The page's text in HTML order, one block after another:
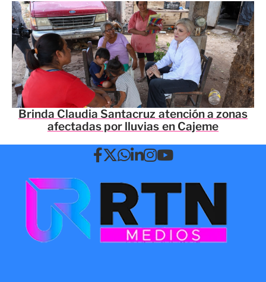
Brinda Claudia Santacruz atención a zonas
afectadas por lluvias en Cajeme